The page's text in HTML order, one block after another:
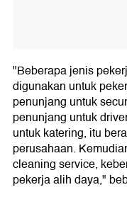
"Beberapa jenis
digunakan untuk
penunjang untuk
penunjang untuk
untuk katering, itu
perusahaan.
cleaning service,
pekerja alih daya,"